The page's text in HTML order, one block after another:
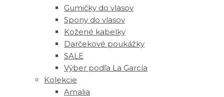
Gumičky do vlasov
Spony do vlasov
Kožené kabelky
Darčekové poukážky
SALE
Výber podľa La García
Kolekcie
Amalia